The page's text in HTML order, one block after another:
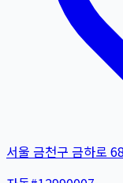
서울 금천구 금하로